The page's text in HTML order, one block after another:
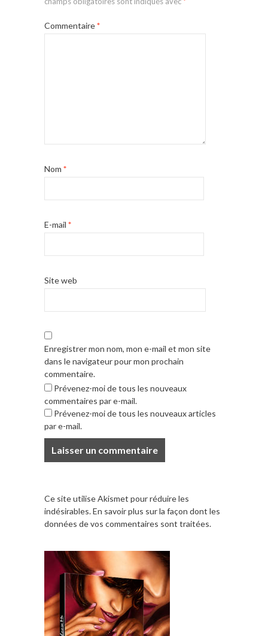
Commentaire*
Nom *
E-mail *
Site web
Enregistrer mon nom, mon e-mail et mon site
dans le navigateur pour mon prochain
commentaire.
Prévenez-moi de tous les nouveaux
commentaires par e-mail.
Prévenez-moi de tous les nouveaux articles
par e-mail.
Ce site utilise Akismet pour réduire les
indésirables.En savoir plus sur la façon dont les
données de vos commentaires sont traitées.